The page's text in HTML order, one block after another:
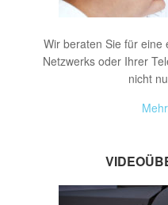
Wir beraten Sie für
Netzwerks oder Ihrer
nicht